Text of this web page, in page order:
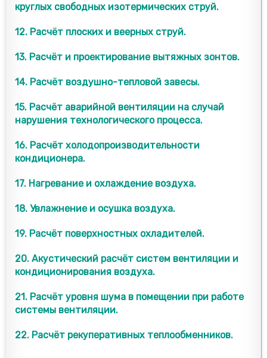
круглых свободных изотермических струй.
12. Расчёт плоских и веерных струй.
13. Расчёт и проектирование вытяжных зонтов.
14. Расчёт воздушно-тепловой завесы.
15. Расчёт аварийной вентиляции на случай
нарушения технологического процесса.
16. Расчёт холодопроизводительности
кондиционера.
17. Нагревание и охлаждение воздуха.
18. Увлажнение и осушка воздуха.
19. Расчёт поверхностных охладителей.
20. Акустический расчёт систем вентиляции и
кондиционирования воздуха.
21. Расчёт уровня шума в помещении при работе
системы вентиляции.
22. Расчёт рекуперативных теплообменников.